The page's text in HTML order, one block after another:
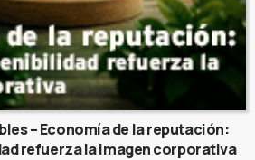
– Economía de la reputación:
refuerza la imagen corporativa